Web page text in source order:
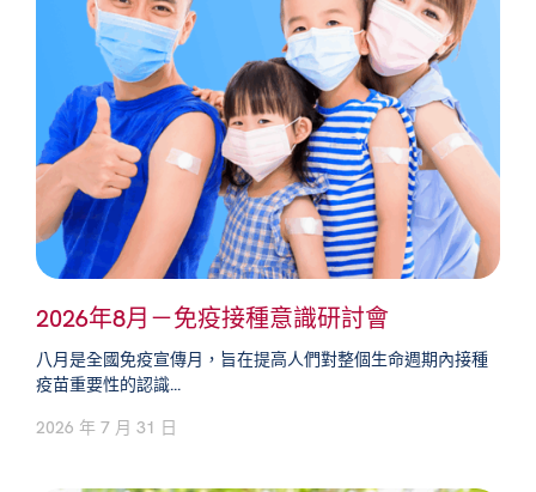
2026年8月－免疫接種意識研討會
八月是全國免疫宣傳月，旨在提高人們對整個生命週期內接種
疫苗重要性的認識...
2026 年 7 月 31 日